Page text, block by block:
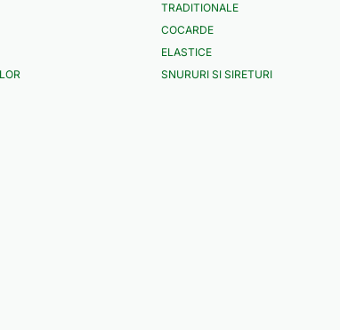
TRADITIONALE
COCARDE
ELASTICE
SNURURI SI SIRETURI